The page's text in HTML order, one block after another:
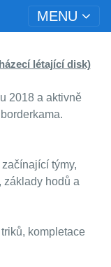
MENU
létající disk)
2018 a aktivně
týmy,
základy hodů a
kompletace